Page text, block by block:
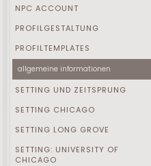
NPC ACCOUNT
PROFILGESTALTUNG
PROFILTEMPLATES
allgemeine informationen
SETTING UND ZEITSPRUNG
SETTING CHICAGO
SETTING LONG GROVE
SETTING: UNIVERSITY OF
CHICAGO